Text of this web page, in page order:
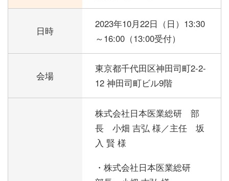
日時
2023年10月22日（日） 13:30
～16:00（13:00受付）
会場
東京都千代田区神田司町2-2-
12 神田司町ビル9階
株式会社日本医業総研 部
長 小畑 吉弘 様／主任 坂
入 賢 様
・株式会社日本医業総研